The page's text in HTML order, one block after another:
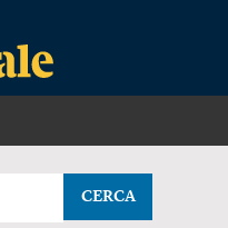
CERCA